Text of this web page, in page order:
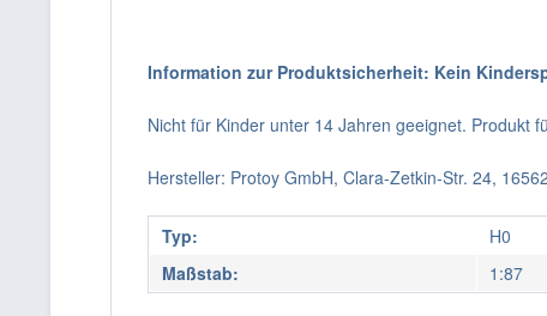
Information zur Produktsicherheit: Kein
Nicht für Kinder unter 14 Jahren geeignet. Produkt
Hersteller: Protoy GmbH, Clara-Zetkin-Str. 24,
Typ:
H0
Maßstab:
1:87